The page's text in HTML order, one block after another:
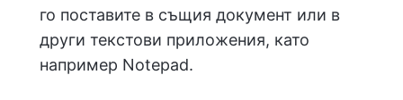
го поставите в същия документ или в
други текстови приложения, като
например Notepad.